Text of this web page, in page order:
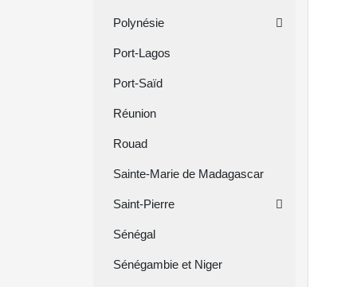
Polynésie
Port-Lagos
Port-Saïd
Réunion
Rouad
Sainte-Marie de Madagascar
Saint-Pierre
Sénégal
Sénégambie et Niger